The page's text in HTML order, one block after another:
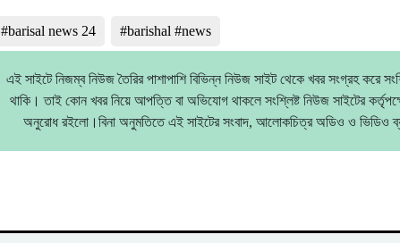
#barisal news 24 #barishal #news
এই সাইটে নিজম্ব নিউজ তৈরির পাশাপাশি বিভিন্ন নিউজ সাইট থেকে খবর সংগ্রহ করে
থাকি। তাই কোন খবর নিয়ে আপত্তি বা অভিযোগ থাকলে সংশ্লিষ্ট নিউজ সাইটের
অনুরোধ রইলো।বিনা অনুমতিতে এই সাইটের সংবাদ, আলোকচিত্র অডিও ও ভিডিও